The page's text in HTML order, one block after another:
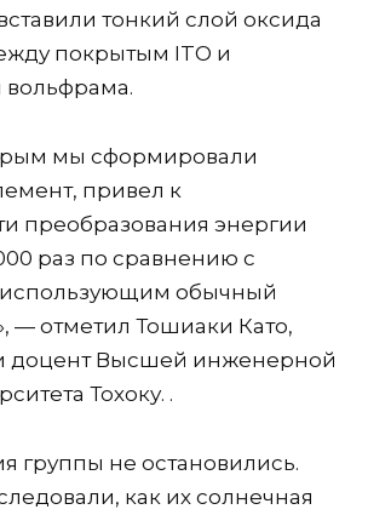
тонкий слой оксида
покрытым ITO и
мы сформировали
привел к
преобразования энергии
раз по сравнению с
использующим обычный
— отметил Тошиаки Като,
и доцент Высшей инженерной
Тохоку. .
группы не остановились.
как их солнечная